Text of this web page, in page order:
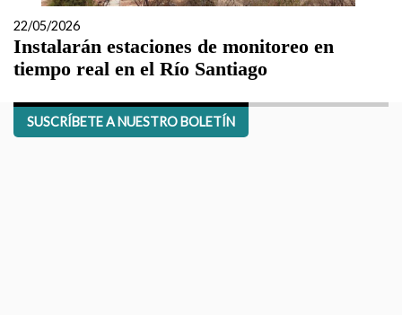
22/05/2026
Instalarán estaciones de monitoreo en
tiempo real en el Río Santiago
SUSCRÍBETE A NUESTRO BOLETÍN